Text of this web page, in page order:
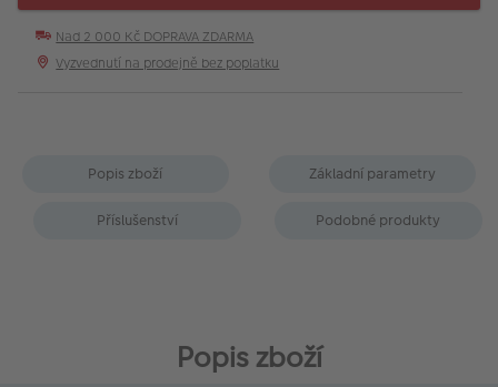
Nad 2 000 Kč DOPRAVA ZDARMA
Vyzvednutí na prodejně bez poplatku
Popis zboží Základní parametry
Příslušenství Podobné produkty
Popis zboží